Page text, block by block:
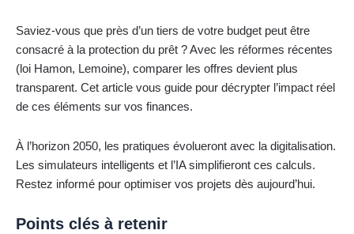
Saviez-vous que près d’un tiers de votre budget peut être
consacré à la protection du prêt ? Avec les réformes récentes
(loi Hamon, Lemoine), comparer les offres devient plus
transparent. Cet article vous guide pour décrypter l’impact réel
de ces éléments sur vos finances.
À l’horizon 2050, les pratiques évolueront avec la digitalisation.
Les simulateurs intelligents et l’IA simplifieront ces calculs.
Restez informé pour optimiser vos projets dès aujourd’hui.
Points clés à retenir